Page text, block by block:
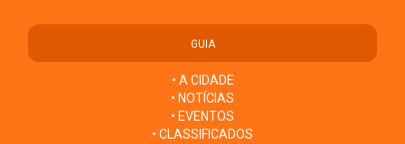
GUIA
• A CIDADE
• NOTÍCIAS
• EVENTOS
• CLASSIFICADOS